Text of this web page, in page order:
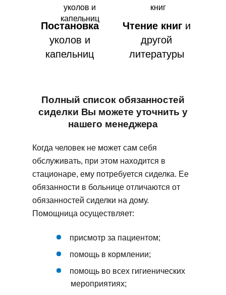
Постановка
уколов и
капельниц
Чтение книги
другой
литературы
Полный список обязанностей
сиделки Вы можете уточнить у
нашего менеджера
Когда человек не может сам себя
обслуживать, при этом находится в
стационаре, ему потребуется сиделка. Ее
обязанности в больнице отличаются от
обязанностей сиделки на дому.
Помощница осуществляет:
присмотр за пациентом;
помощь в кормлении;
помощь во всех гигиенических
мероприятиях;